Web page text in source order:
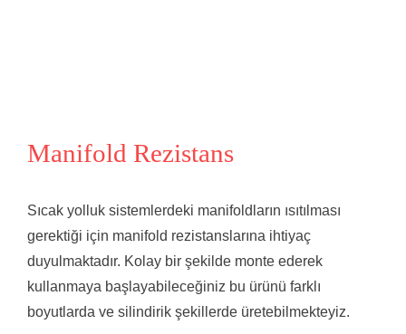
Manifold Rezistans
Sıcak yolluk sistemlerdeki manifoldların ısıtılması
gerektiği için manifold rezistanslarına ihtiyaç
duyulmaktadır. Kolay bir şekilde monte ederek
kullanmaya başlayabileceğiniz bu ürünü farklı
boyutlarda ve silindirik şekillerde üretebilmekteyiz.